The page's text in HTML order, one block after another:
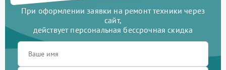
При оформлении заявки на ремонт техники через
сайт,
действует персональная бессрочная скидка